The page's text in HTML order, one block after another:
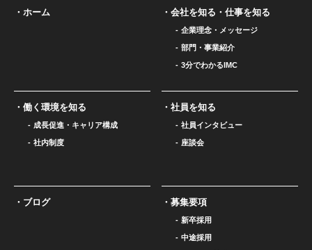
ホーム 会社を知る・仕事を知る
企業理念・メッセージ
部門・事業紹介
3分でわかるIMC
働く環境を知る
成長促進・キャリア構成
社内制度
社員を知る
社員インタビュー
座談会
ブログ 募集要項
新卒採用
中途採用